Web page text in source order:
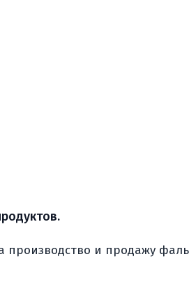
производство и продажу